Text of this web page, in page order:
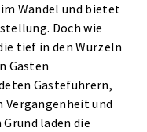
Wandel und bietet
Doch wie
tief in den Wurzeln
Gästen
Gästeführern,
Vergangenheit und
laden die